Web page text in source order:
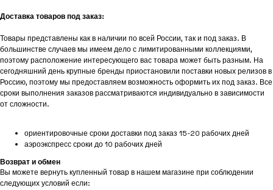
Доставка товаров под заказ:
Товары представлены как в наличии по всей России, так и под заказ. В
большинстве случаев мы имеем дело с лимитированными коллекциями,
поэтому расположение интересующего вас товара может быть разным. На
сегодняшний день крупные бренды приостановили поставки новых релизов в
Россию, поэтому мы предоставляем возможность оформить их под заказ. Все
сроки выполнения заказов рассматриваются индивидуально в зависимости
от сложности.
ориентировочные сроки доставки под заказ 15-20 рабочих дней
аэроэкспресс сроки до 10 рабочих дней
Возврат и обмен
Вы можете вернуть купленный товар в нашем магазине при соблюдении
следующих условий если: